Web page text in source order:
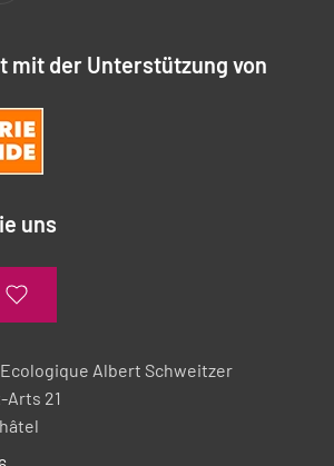
mit der Unterstützung von
uns
Ecologique Albert Schweitzer
Arts 21